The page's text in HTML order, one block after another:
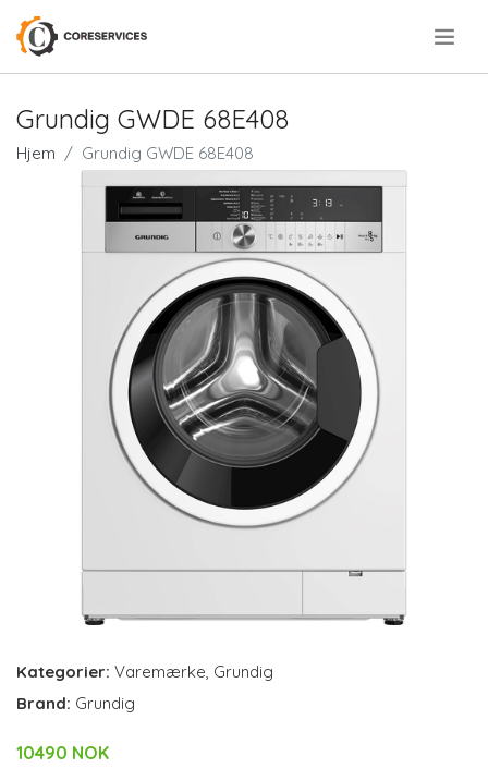
Grundig GWDE 68E408
Hjem Grundig GWDE 68E408
Kategorier: Varemærke, Grundig
Brand: Grundig
10490 NOK